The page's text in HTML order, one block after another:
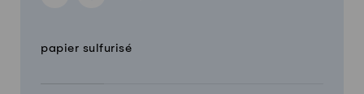
Afficher la recette de 17 pièces
Afficher la recette de 19 pièces
QuantitéIngrédients
papier sulfurisé